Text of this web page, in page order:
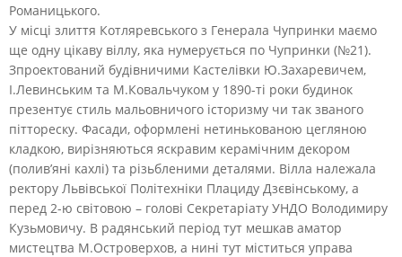
Романицького.
У місці злиття Котляревського з Генерала Чупринки маємо
ще одну цікаву віллу, яка нумерується по Чупринки (№21).
Зпроектований будівничими Кастелівки Ю.Захаревичем,
І.Левинським та М.Ковальчуком у 1890-ті роки будинок
презентує стиль мальовничого історизму чи так званого
піттореску. Фасади, оформлені нетинькованою цегляною
кладкою, вирізняються яскравим керамічним декором
(полив’яні кахлі) та різьбленими деталями. Вілла належала
ректору Львівської Політехніки Плациду Дзєвінському, а
перед 2-ю світовою – голові Секретаріату УНДО Володимиру
Кузьмовичу. В радянський період тут мешкав аматор
мистецтва М.Островерхов, а нині тут міститься управа